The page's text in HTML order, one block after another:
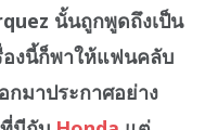
นั้นถูกพูดถึงเป็น
องนี้ก็พาให้แฟนคลับ
กมาประกาศอย่าง